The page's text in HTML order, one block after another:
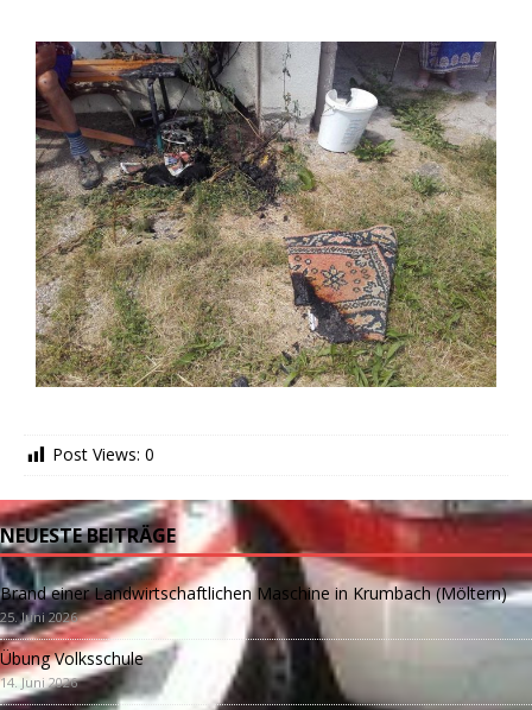
Post Views: 0
NEUESTE BEITRÄGE
Brand einer Landwirtschaftlichen Maschine in Krumbach (Möltern)
25. Juni 2026
Übung Volksschule
14. Juni 2026